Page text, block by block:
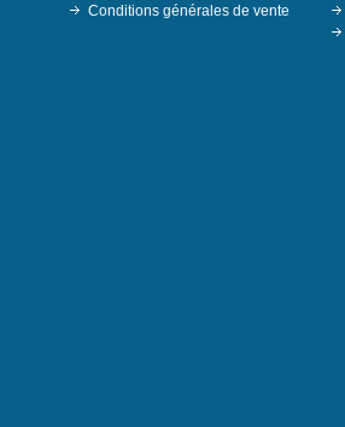
Conditions générales de vente